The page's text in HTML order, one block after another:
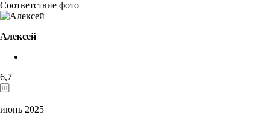
Соответствие фото
Алексей
6,7
июнь 2025